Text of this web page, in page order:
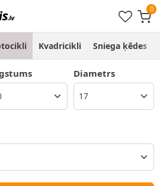
Kvadricikli Sniega ķēdes
Diametrs